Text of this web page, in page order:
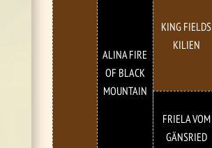
ALINA FIRE
OF BLACK
MOUNTAIN
KING FIELDS
KILIEN
FRIELA VOM
GÄNSRIED